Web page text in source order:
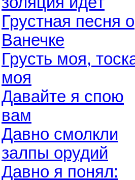
Грустная песня о
Ванечке
Грусть моя,
моя
Давайте я спою
вам
Давно смолкли
залпы орудий
Давно я понял: